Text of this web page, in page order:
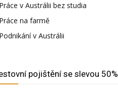
Práce v Austrálii bez studia
Práce na farmě
Podnikání v Austrálii
pojištění se slevou 50%